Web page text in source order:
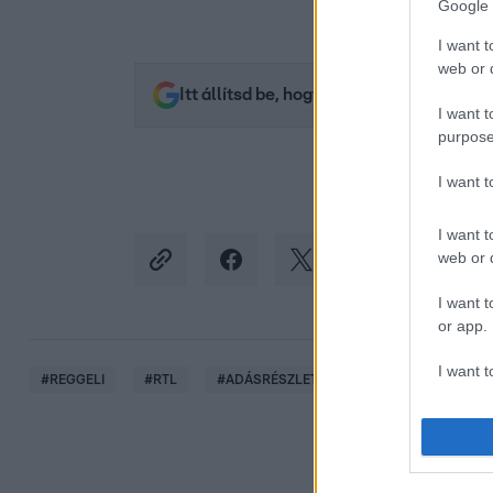
Google
I want
web or
I want
I want
I want
web or
I want
or app.
I want
I want
Itt állítsd be, hogy az RTL.hu az elsők
#REGGELI #RTL #ADÁSRÉSZLETEK #